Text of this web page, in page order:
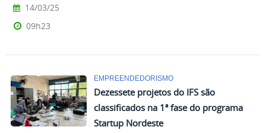
14/03/25
09h23
EMPREENDEDORISMO
Dezessete projetos do IFS são
classificados na 1ª fase do programa
Startup Nordeste